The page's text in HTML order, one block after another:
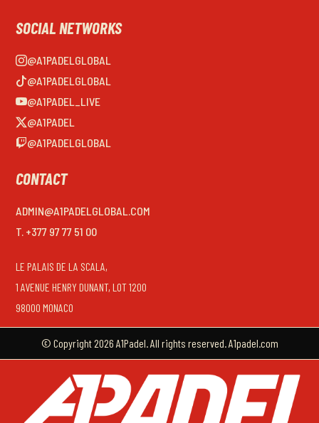
SOCIAL NETWORKS
@A1PADELGLOBAL
@A1PADELGLOBAL
@A1PADEL_LIVE
@A1PADEL
@A1PADELGLOBAL
CONTACT
ADMIN@A1PADELGLOBAL.COM
T. +377 97 77 51 00
LE PALAIS DE LA SCALA,
1 AVENUE HENRY DUNANT, LOT 1200
98000 MONACO
© Copyright 2026 A1Padel. All rights reserved. A1padel.com